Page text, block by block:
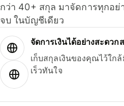
กว่า 40+ สกุล มาจัดการทุกอย่
จบ ในบัญชีเดียว
จัดการเงินได้อย่างสะดวก
เก็บสกุลเงินของคุณไว้ใก
เร็วทันใจ